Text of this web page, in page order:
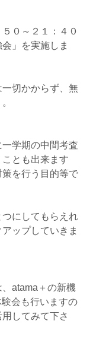
０～２１：４０
」を実施しま
切かからず、無
学期の中間考査
とも出来ます
を行う目的等で
にしてもらえれ
ップしていきま
atama＋の新機
会も行いますの
してみて下さ